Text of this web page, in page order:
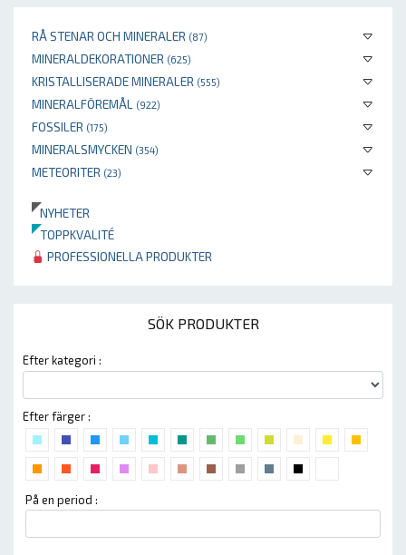
RÅ STENAR OCH MINERALER (87)
MINERALDEKORATIONER (625)
KRISTALLISERADE MINERALER (555)
MINERALFÖREMÅL (922)
FOSSILER (175)
MINERALSMYCKEN (354)
METEORITER (23)
NYHETER
TOPPKVALITÉ
PROFESSIONELLA PRODUKTER
SÖK PRODUKTER
Efter kategori :
Efter färger :
På en period :